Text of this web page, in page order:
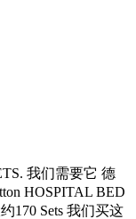
我们需要它 德
HOSPITAL BED
170 Sets 我们买这